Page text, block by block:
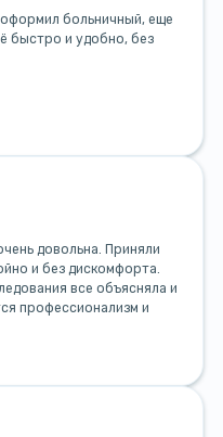
больничный, еще
быстро и удобно, без
довольна. Приняли
и без дискомфорта.
все объясняла и
профессионализм и